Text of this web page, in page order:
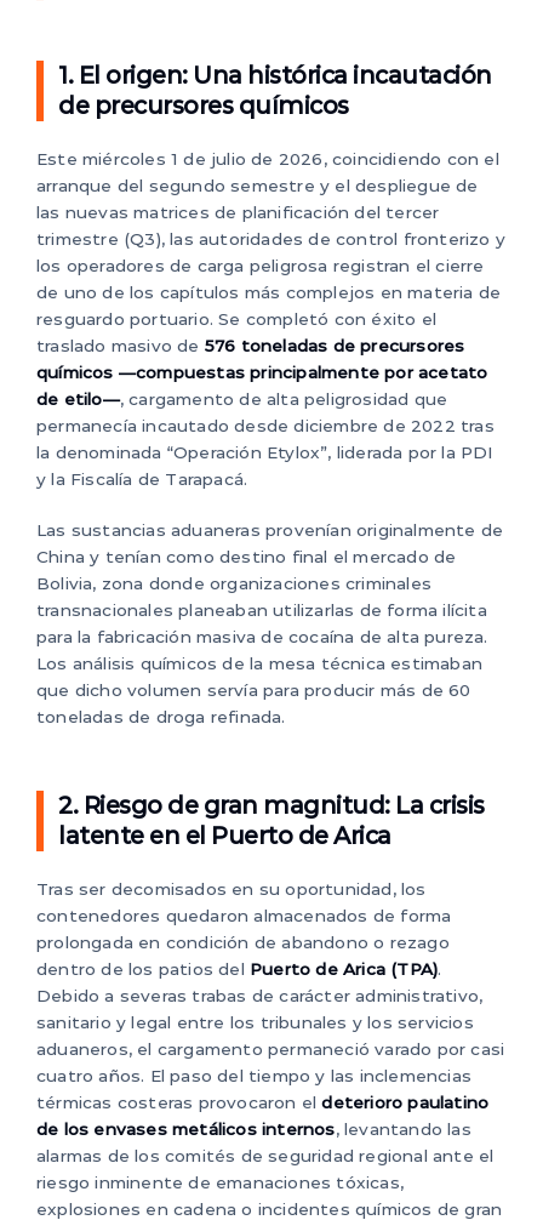
1. El origen: Una histórica incautación
de precursores químicos
Este miércoles 1 de julio de 2026, coincidiendo con el
arranque del segundo semestre y el despliegue de
las nuevas matrices de planificación del tercer
trimestre (Q3), las autoridades de control fronterizo y
los operadores de carga peligrosa registran el cierre
de uno de los capítulos más complejos en materia de
resguardo portuario. Se completó con éxito el
traslado masivo de 576 toneladas de precursores
químicos —compuestas principalmente por acetato
de etilo—, cargamento de alta peligrosidad que
permanecía incautado desde diciembre de 2022 tras
la denominada “Operación Etylox”, liderada por la PDI
y la Fiscalía de Tarapacá.
Las sustancias aduaneras provenían originalmente de
China y tenían como destino final el mercado de
Bolivia, zona donde organizaciones criminales
transnacionales planeaban utilizarlas de forma ilícita
para la fabricación masiva de cocaína de alta pureza.
Los análisis químicos de la mesa técnica estimaban
que dicho volumen servía para producir más de 60
toneladas de droga refinada.
2. Riesgo de gran magnitud: La crisis
latente en el Puerto de Arica
Tras ser decomisados en su oportunidad, los
contenedores quedaron almacenados de forma
prolongada en condición de abandono o rezago
dentro de los patios del Puerto de Arica (TPA).
Debido a severas trabas de carácter administrativo,
sanitario y legal entre los tribunales y los servicios
aduaneros, el cargamento permaneció varado por casi
cuatro años. El paso del tiempo y las inclemencias
térmicas costeras provocaron eldeterioro paulatino
de los envases metálicos internos, levantando las
alarmas de los comités de seguridad regional ante el
riesgo inminente de emanaciones tóxicas,
explosiones en cadena o incidentes químicos de gran